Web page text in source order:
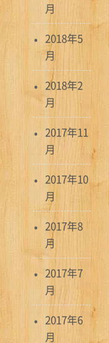
月
2018年5
月
2018年2
月
2017年11
月
2017年10
月
2017年8
月
2017年7
月
2017年6
月